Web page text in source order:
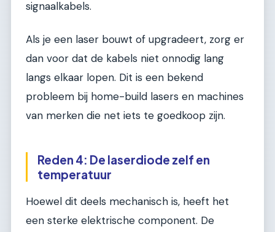
signaalkabels.
Als je een laser bouwt of upgradeert, zorg er
dan voor dat de kabels niet onnodig lang
langs elkaar lopen. Dit is een bekend
probleem bij home-build lasers en machines
van merken die net iets te goedkoop zijn.
Reden 4: De laserdiode zelf en
temperatuur
Hoewel dit deels mechanisch is, heeft het
een sterke elektrische component. De